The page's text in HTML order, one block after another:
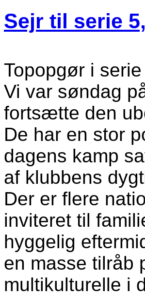
Sejr til serie
Topopgør i serie
Vi var søndag
fortsætte den
De har en stor
dagens kamp
af klubbens
Der er flere
inviteret til
hyggelig
en masse tilråb
multikulturelle i